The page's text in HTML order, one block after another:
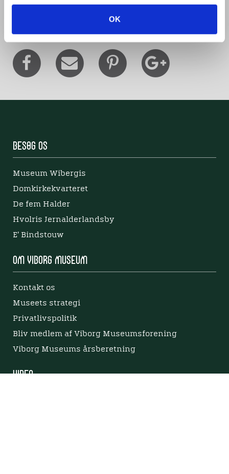
OK
Del denne artikel med andre:
Besøg os
Museum Wibergis
Domkirkekvarteret
De fem Halder
Hvolris Jernalderlandsby
E' Bindstouw
Om Viborg Museum
Kontakt os
Museets strategi
Privatlivspolitik
Bliv medlem af Viborg Museumsforening
Viborg Museums årsberetning
Viden